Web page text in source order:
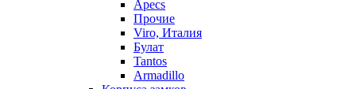
Apecs
Прочие
Viro, Италия
Булат
Tantos
Armadillo